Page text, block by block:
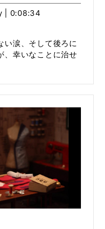
| 0:08:34
い涙、そして後ろに
、幸いなことに治せ